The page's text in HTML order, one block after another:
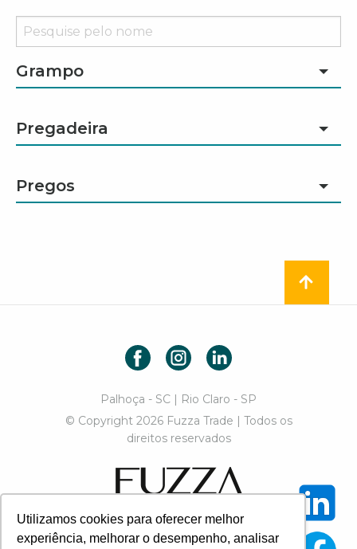
Utilizamos cookies para oferecer melhor
experiência, melhorar o desempenho, analisar
Grampo
Pregadeira
Pregos
Designed by Paulo Chiozzini
Palhoça - SC | Rio Claro - SP
© Copyright 2026 Fuzza Trade | Todos os
direitos reservados
FacebookInstagram